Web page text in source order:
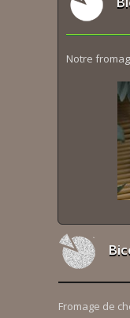
Notre
Fromage de